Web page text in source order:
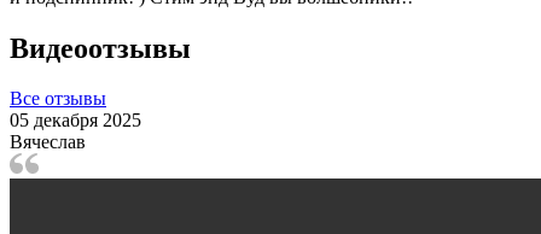
Видеоотзывы
Все отзывы
05 декабря 2025
Вячеслав